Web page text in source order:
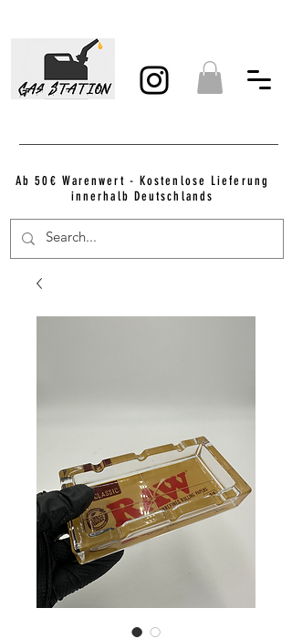
Ab 50€ Warenwert - Kostenlose Lieferung
innerhalb Deutschlands